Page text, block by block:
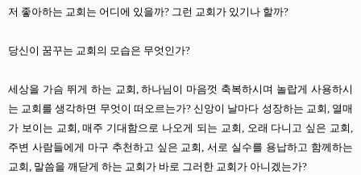
저 좋아하는 교회는 어디에 있을까? 그런 교회가 있기나 할까?
당신이 꿈꾸는 교회의 모습은 무엇인가?
세상을 가슴 뛰게 하는 교회, 하나님이 마음껏 축복하시며 놀랍게 사용하시
는 교회를 생각하면 무엇이 떠오르는가? 신앙이 날마다 성장하는 교회, 열매
가 보이는 교회, 매주 기대함으로 나오게 되는 교회, 오래 다니고 싶은 교회,
주변 사람들에게 마구 추천하고 싶은 교회, 서로 실수를 용납하고 함께하는
교회, 말씀을 깨닫게 하는 교회가 바로 그러한 교회가 아니겠는가?